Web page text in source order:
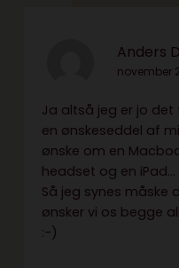
Anders
november
Ja altså jeg er jo det
en ønskeseddel af
ønske om en
headset og en iPad…
Så jeg synes måske
ønsker vi os begge
:-)